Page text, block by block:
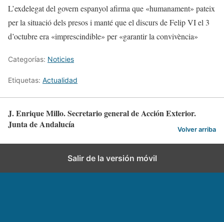
L’exdelegat del govern espanyol afirma que «humanament» pateix
per la situació dels presos i manté que el discurs de Felip VI el 3
d’octubre era «imprescindible» per «garantir la convivència»
Categorías: Noticies
Etiquetas: Actualidad
J. Enrique Millo. Secretario general de Acción Exterior.
Junta de Andalucía
Volver arriba
Salir de la versión móvil